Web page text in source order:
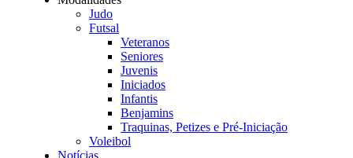
Judo
Futsal
Veteranos
Seniores
Juvenis
Iniciados
Infantis
Benjamins
Traquinas, Petizes e Pré-Iniciação
Voleibol
Notícias